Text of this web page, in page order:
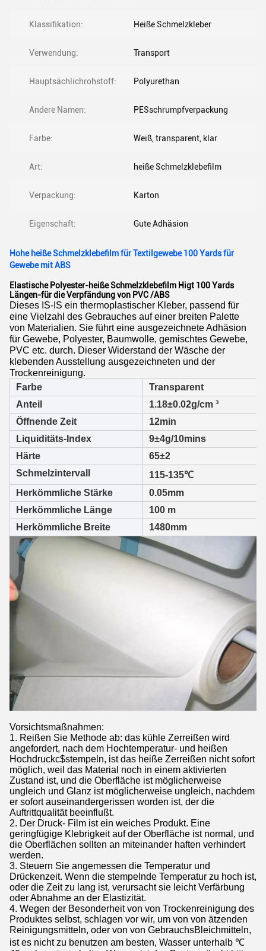
Klassifikation: Heiße Schmelzkleber
Verwendung: Transport
Hauptsächlichrohstoff: Polyurethan
Andere Namen: PESschrumpfverpackung
Farbe: Weiß, transparent, klar
Art: heiße Schmelzklebefilm
Verpackung: Karton
Eigenschaft: Gute Adhäsion
Hohe heiße Schmelzklebefilm für Textilgewebe 100 Yards für
Gewebe mit ABS
Elastische Polyester-heiße Schmelzklebefilm Higt 100 Yards
Längen-für die Verpfändung von PVC /ABS
Dieses IS-IS ein thermoplastischer Kleber, passend für
eine Vielzahl des Gebrauches auf einer breiten Palette
von Materialien. Sie führt eine ausgezeichnete Adhäsion
für Gewebe, Polyester, Baumwolle, gemischtes Gewebe,
PVC etc. durch. Dieser Widerstand der Wäsche der
klebenden Ausstellung ausgezeichneten und der
Trockenreinigung.
Farbe
Transparent
Anteil
1.18±0.02g/cm ³
Öffnende Zeit
12min
Liquiditäts-Index
9±4g/10mins
Härte
65±2
Schmelzintervall
115-135℃
Herkömmliche Stärke
0.05mm
Herkömmliche Länge
100 m
Herkömmliche Breite
1480mm
Vorsichtsmaßnahmen:
1. Reißen Sie Methode ab: das kühle Zerreißen wird
angefordert, nach dem Hochtemperatur- und heißen
Hochdruckc$stempeln, ist das heiße Zerreißen nicht sofort
möglich, weil das Material noch in einem aktivierten
Zustand ist, und die Oberfläche ist möglicherweise
ungleich und Glanz ist möglicherweise ungleich, nachdem
er sofort auseinandergerissen worden ist, der die
Auftrittqualität beeinflußt.
2. Der Druck- Film ist ein weiches Produkt. Eine
geringfügige Klebrigkeit auf der Oberfläche ist normal, und
die Oberflächen sollten an miteinander haften verhindert
werden.
3. Steuern Sie angemessen die Temperatur und
Drückenzeit. Wenn die stempelnde Temperatur zu hoch ist,
oder die Zeit zu lang ist, verursacht sie leicht Verfärbung
oder Abnahme an der Elastizität.
4. Wegen der Besonderheit von von Trockenreinigung des
Produktes selbst, schlagen vor wir, um von von ätzenden
Reinigungsmitteln, oder von von GebrauchsBleichmitteln,
ist es nicht zu benutzen am besten, Wasser unterhalb ℃